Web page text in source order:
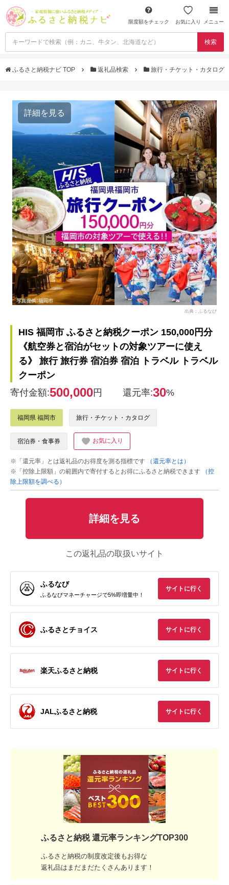
限度額をチェック お気に入り メニュー
検索
ふるさと納税ナビ TOP 返礼品検索 旅行・チケット・カタログ
詳細を見る
出典：ふるなび
HIS 福岡市 ふるさと納税クーポン 150,000円分
《航空券と宿泊がセットの対象ツアーに使え
る》 旅行 旅行券 宿泊券 宿泊 トラベル トラベル
クーポン
寄付金額:500,000円 還元率:30%
福岡県 福岡市 旅行・チケット・カタログ
宿泊券・食事券 お気に入り
※「還元率」とは返礼品のお得度を測る指標です
（還元率とは）
※「控除上限額」の範囲内で寄付するとお得にふるさと納税できます
（控
除上限額を調べる）
詳細を見る
この返礼品の取扱いサイト
ふるなび
ふるなびマネーチャージで5%即増量中！
サイトに行く
ふるさとチョイス サイトに行く
楽天ふるさと納税 サイトに行く
JALふるさと納税 サイトに行く
ふるさと納税 還元率ランキングTOP300
ふるさと納税の制度改定後もお得な
返礼品はまだまだたくさんあります！